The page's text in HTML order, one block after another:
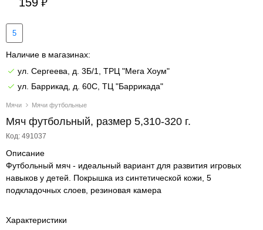
Мячи Мячи футбольные
Мяч футбольный, размер 5,310-320 г.
Код: 491037
5
Наличие в магазинах:
ул. Сергеева, д. 3Б/1, ТРЦ "Мега Хоум"
ул. Баррикад, д. 60С, ТЦ "Баррикада"
Описание
Футбольный мяч - идеальный вариант для развития игровых
навыков у детей. Покрышка из синтетической кожи, 5
подкладочных слоев, резиновая камера
Характеристики